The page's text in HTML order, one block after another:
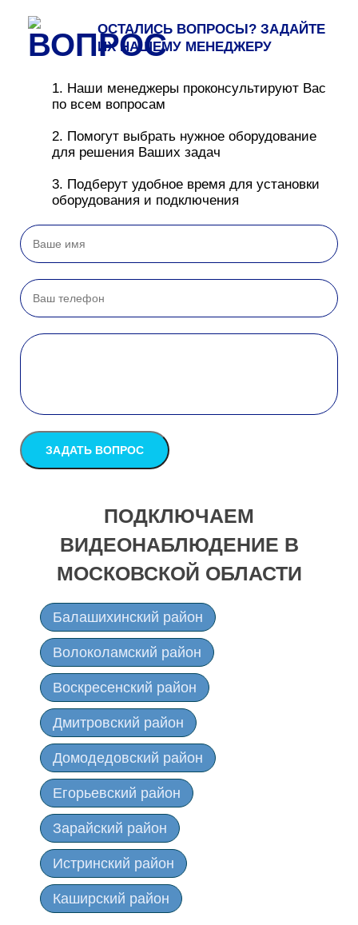
ОСТАЛИСЬ ВОПРОСЫ? ЗАДАЙТЕ
ИХ НАШЕМУ МЕНЕДЖЕРУ
1. Наши менеджеры проконсультируют Вас
по всем вопросам
2. Помогут выбрать нужное оборудование
для решения Ваших задач
3. Подберут удобное время для установки
оборудования и подключения
ПОДКЛЮЧАЕМ
ВИДЕОНАБЛЮДЕНИЕ В
МОСКОВСКОЙ ОБЛАСТИ
Балашихинский район
Волоколамский район
Воскресенский район
Дмитровский район
Домодедовский район
Егорьевский район
Зарайский район
Истринский район
Каширский район